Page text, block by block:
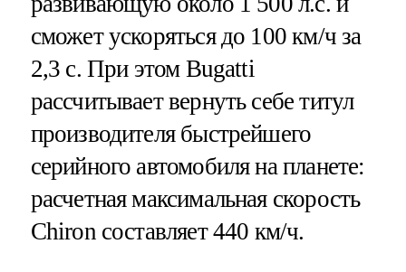
сможет ускоряться до 100 км/ч за
2,3 с. При этом Bugatti
рассчитывает вернуть себе титул
производителя быстрейшего
серийного автомобиля на планете:
расчетная максимальная скорость
Chiron составляет 440 км/ч.